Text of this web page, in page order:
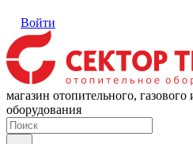
Войти
магазин отопительного,
оборудования